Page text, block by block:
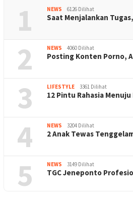
1 NEWS 6126 Dilihat
Saat Menjalankan
2 NEWS 4060 Dilihat
Posting Konten Porno,
3 LIFESTYLE 3361 Dilihat
12 Pintu Rahasia
4 NEWS 3204 Dilihat
2 Anak Tewas
5 NEWS 3149 Dilihat
TGC Jeneponto